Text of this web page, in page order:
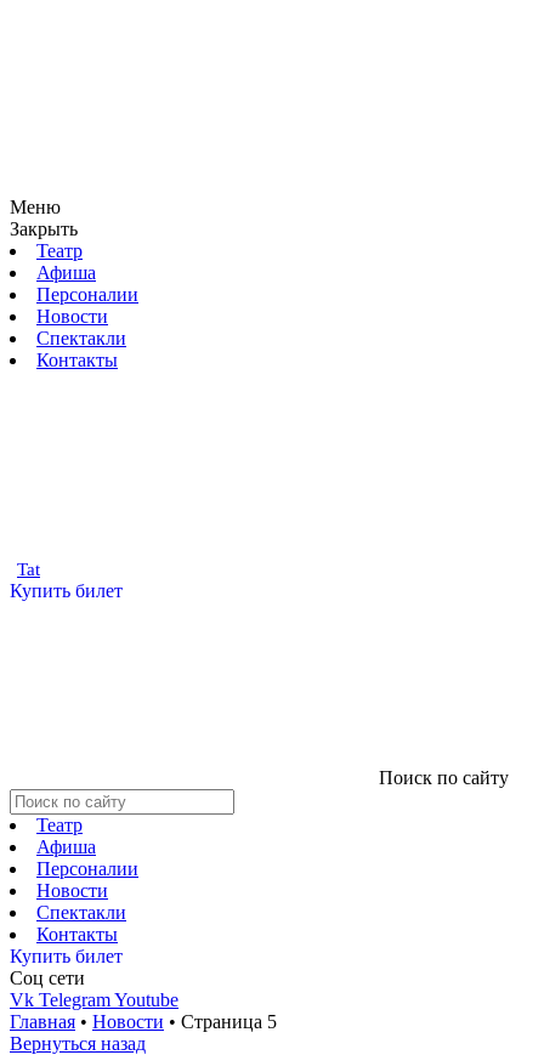
Меню
Закрыть
Театр
Афиша
Персоналии
Новости
Спектакли
Контакты
Tat
Купить билет
Поиск по сайту
Театр
Афиша
Персоналии
Новости
Спектакли
Контакты
Купить билет
Соц cети
Vk TelegramYoutube
Главная • Новости • Страница 5
Вернуться назад